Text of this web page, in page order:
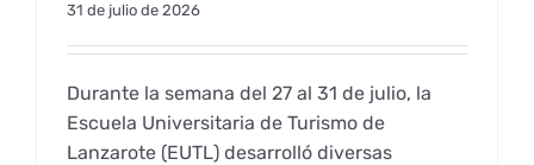
Estatuto estudiante universitario
Plan de acción tutorial
31 de julio de 2026
Durante la semana del 27 al 31 de julio, la
Escuela Universitaria de Turismo de
Lanzarote (EUTL) desarrolló diversas